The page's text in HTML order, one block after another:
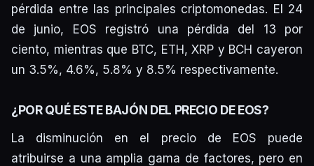
pérdida entre las principales criptomonedas. El 24
de junio, EOS registró una pérdida del 13 por
ciento, mientras que BTC, ETH, XRP y BCH cayeron
un 3.5%, 4.6%, 5.8% y 8.5% respectivamente.
¿POR QUÉ ESTE BAJÓN DEL PRECIO DE EOS?
La disminución en el precio de EOS puede
atribuirse a una amplia gama de factores, pero en